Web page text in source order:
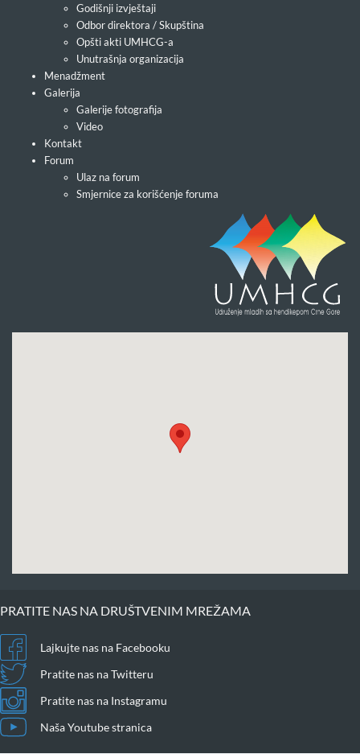
Godišnji izvještaji
Odbor direktora / Skupština
Opšti akti UMHCG-a
Unutrašnja organizacija
Menadžment
Galerija
Galerije fotografija
Video
Kontakt
Forum
Ulaz na forum
Smjernice za korišćenje foruma
PRATITE NAS NA DRUŠTVENIM MREŽAMA
Lajkujte nas na Facebooku
Pratite nas na Twitteru
Pratite nas na Instagramu
Naša Youtube stranica